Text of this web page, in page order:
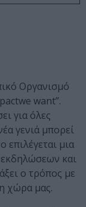
Οργανισμό
want”.
για όλες
γενιά μπορεί
επιλέγεται μια
εκδηλώσεων και
ο τρόπος με
χώρα μας.